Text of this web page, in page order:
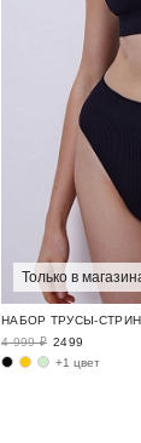
Только в
НАБОР ТРУСЫ-
4 999 ₽ 2499
+1 цвет